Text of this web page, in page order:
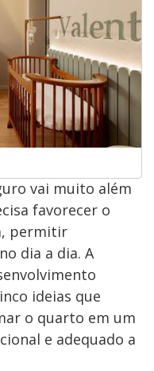
vai muito além
favorecer o
permitir
dia a dia. A
ideias que
o quarto em um
e adequado a